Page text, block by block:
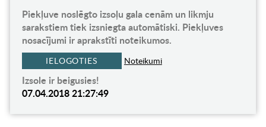
Piekļuve noslēgto izsoļu gala cenām un likmju
sarakstiem tiek izsniegta automātiski. Piekļuves
nosacījumi ir aprakstīti noteikumos.
IELOGOTIES Noteikumi
Izsole ir beigusies!
07.04.2018 21:27:49